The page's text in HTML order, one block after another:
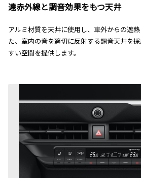
遠赤外線と調音効果をもつ天井
アルミ材質を天井に使用し、車外からの遮
た、室内の音を適切に反射する調音天井を
すい空間を提供します。